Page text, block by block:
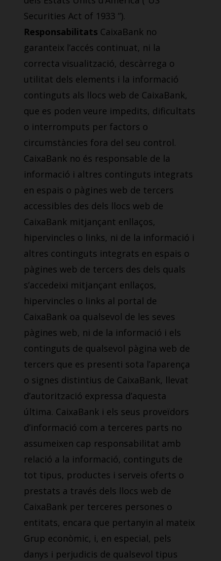
Securities Act of 1933 ”).
Responsabilitats CaixaBank no
garanteix l’accés continuat, ni la
correcta visualització, descàrrega o
utilitat dels elements i la informació
continguts als llocs web de CaixaBank,
que es poden veure impedits, dificultats
o interromputs per factors o
circumstàncies fora del seu control.
CaixaBank no és responsable de la
informació i altres continguts integrats
en espais o pàgines web de tercers
accessibles des dels llocs web de
CaixaBank mitjançant enllaços,
hipervincles o links, ni de la informació i
altres continguts integrats en espais o
pàgines web de tercers des dels quals
s’accedeixi mitjançant enllaços,
hipervincles o links al portal de
CaixaBank oa qualsevol de les seves
pàgines web, ni de la informació i els
continguts de qualsevol pàgina web de
tercers que es presenti sota l’aparença
o signes distintius de CaixaBank, llevat
d’autorització expressa d’aquesta
última. CaixaBank i els seus proveïdors
d’informació com a terceres parts no
assumeixen cap responsabilitat amb
relació a la informació, continguts de
tot tipus, productes i serveis oferts o
prestats a través dels llocs web de
CaixaBank per terceres persones o
entitats, encara que pertanyin al mateix
Grup econòmic, i, en especial, pels
danys i perjudicis de qualsevol tipus